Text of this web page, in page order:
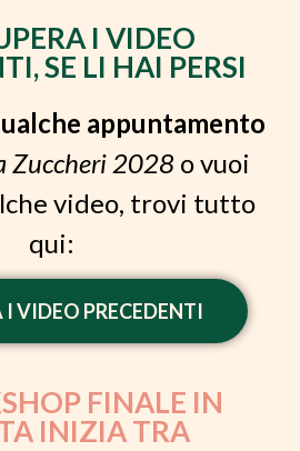
I VIDEO
SE LI HAI PERSI
appuntamento
Zuccheri 2028 o vuoi
video, trovi tutto
qui:
VIDEO PRECEDENTI
FINALE IN
INIZIA TRA